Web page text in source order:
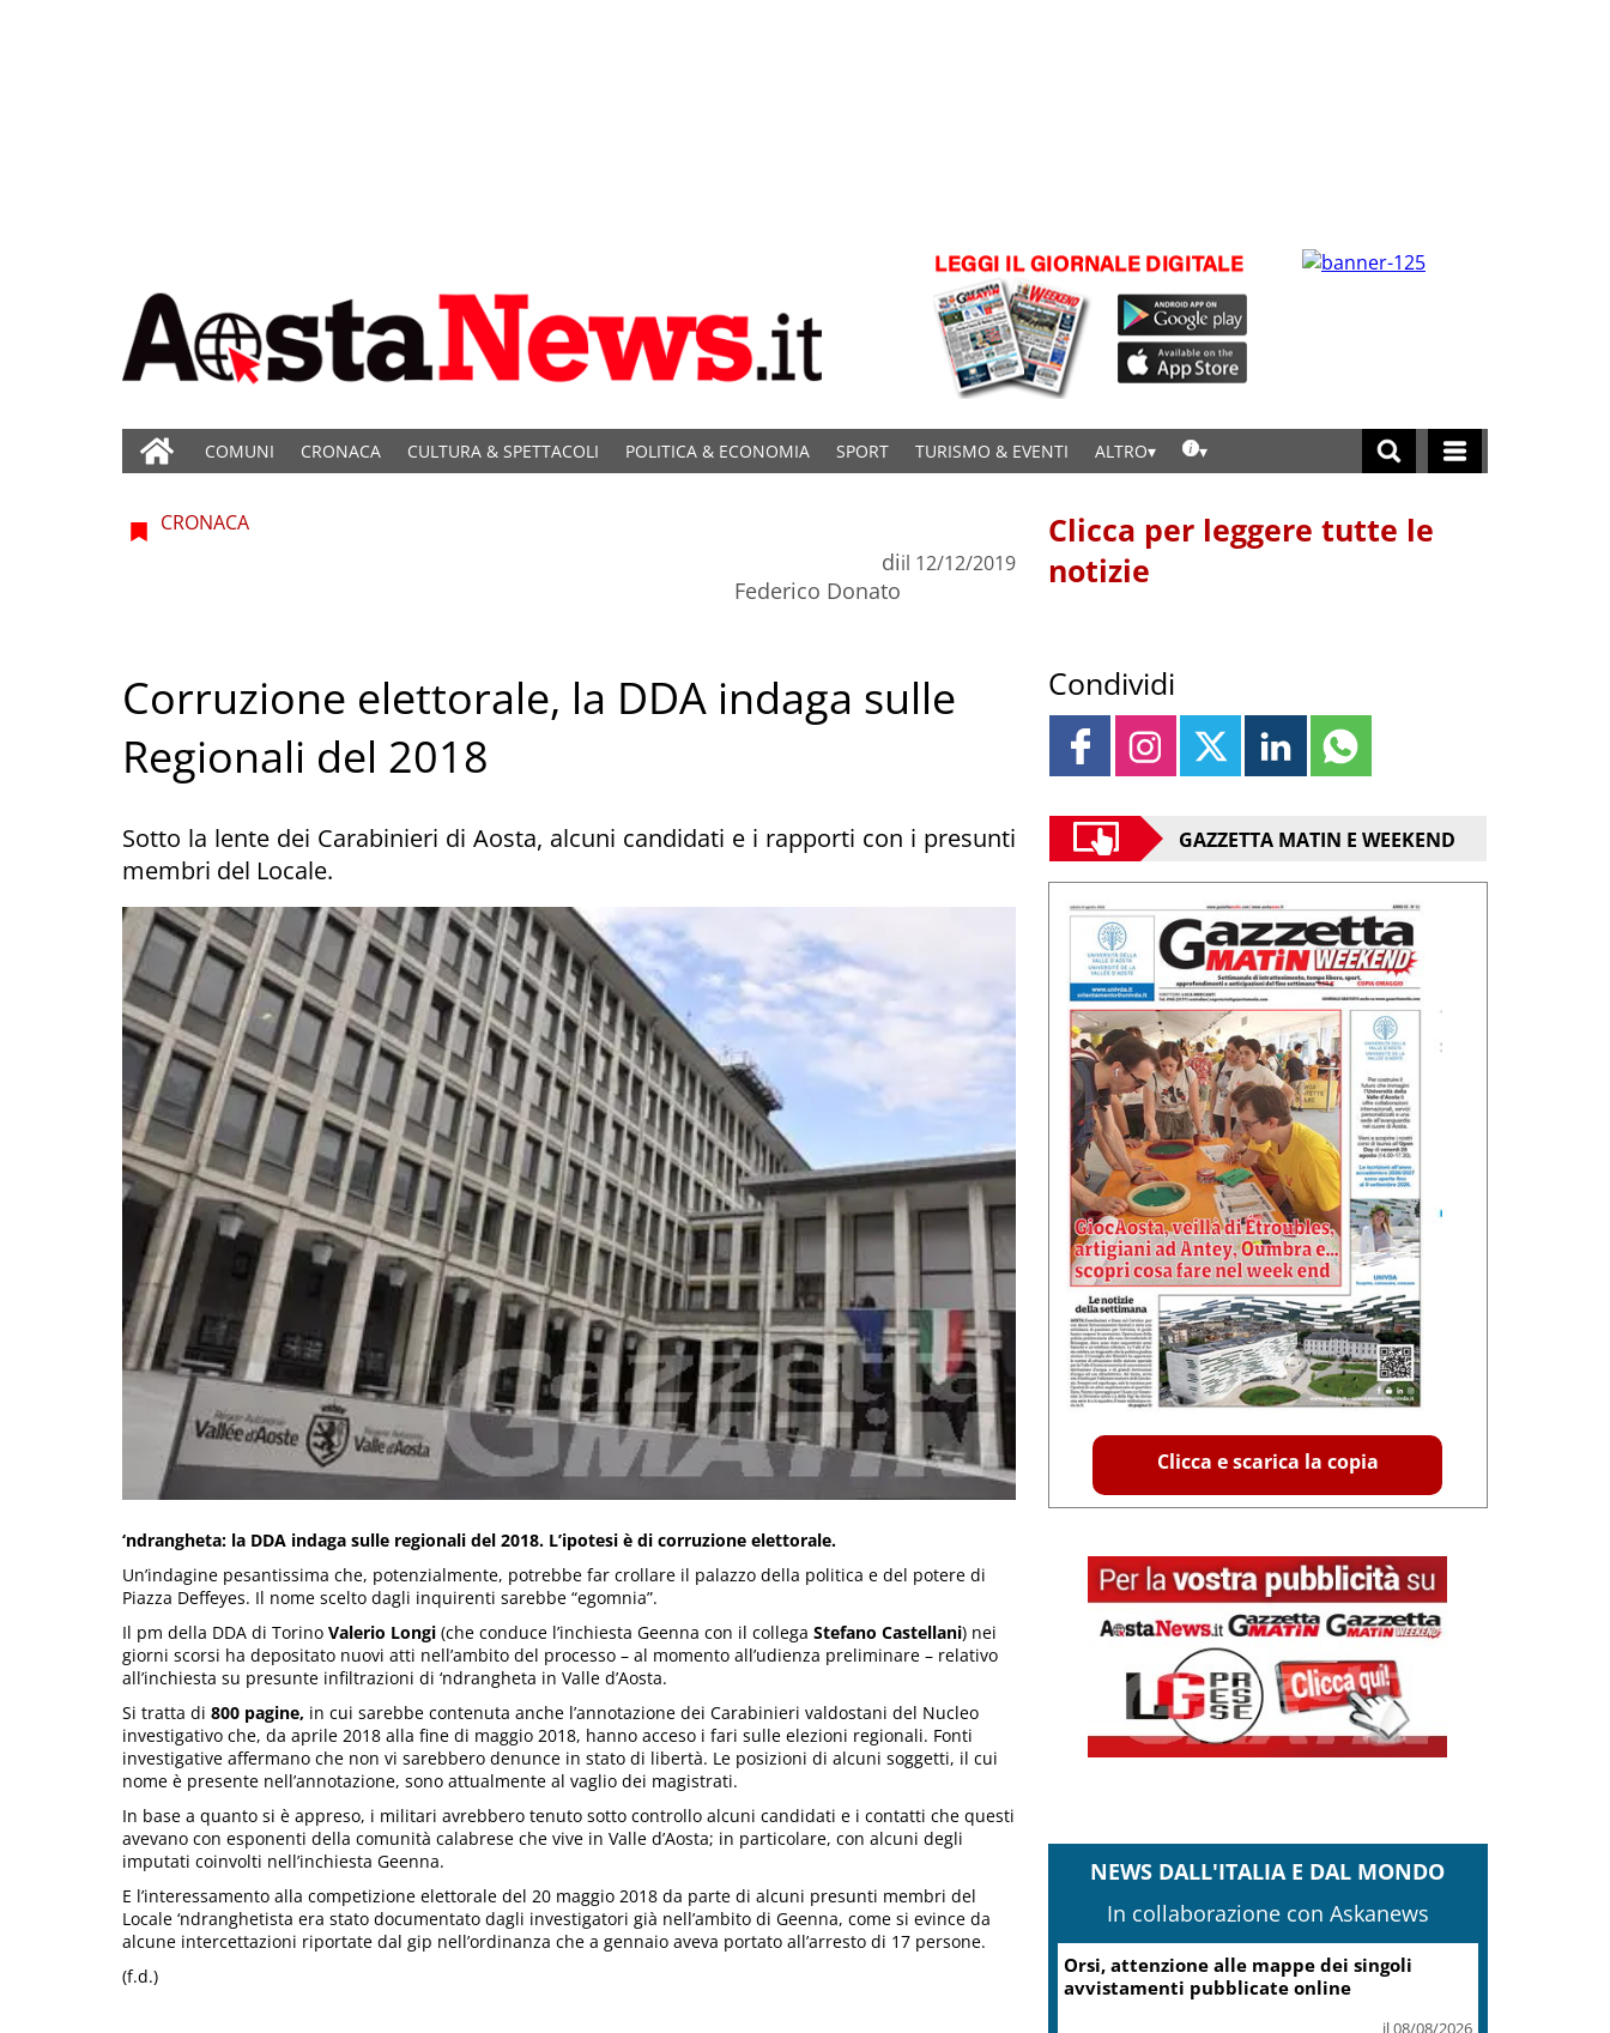
COMUNI CRONACA CULTURA & SPETTACOLI POLITICA & ECONOMIA SPORT TURISMO & EVENTI ALTRO
CRONACA
di
Federico Donato
il 12/12/2019
Corruzione elettorale, la DDA indaga sulle
Regionali del 2018
Sotto la lente dei Carabinieri di Aosta, alcuni candidati e i rapporti con i presunti
membri del Locale.
‘ndrangheta: la DDA indaga sulle regionali del 2018. L’ipotesi è di corruzione elettorale.
Un’indagine pesantissima che, potenzialmente, potrebbe far crollare il palazzo della politica e del potere di
Piazza Deffeyes. Il nome scelto dagli inquirenti sarebbe “egomnia”.
Il pm della DDA di Torino Valerio Longi (che conduce l’inchiesta Geenna con il collega Stefano Castellani) nei
giorni scorsi ha depositato nuovi atti nell’ambito del processo – al momento all’udienza preliminare – relativo
all’inchiesta su presunte infiltrazioni di ‘ndrangheta in Valle d’Aosta.
Si tratta di 800 pagine, in cui sarebbe contenuta anche l’annotazione dei Carabinieri valdostani del Nucleo
investigativo che, da aprile 2018 alla fine di maggio 2018, hanno acceso i fari sulle elezioni regionali. Fonti
investigative affermano che non vi sarebbero denunce in stato di libertà. Le posizioni di alcuni soggetti, il cui
nome è presente nell’annotazione, sono attualmente al vaglio dei magistrati.
In base a quanto si è appreso, i militari avrebbero tenuto sotto controllo alcuni candidati e i contatti che questi
avevano con esponenti della comunità calabrese che vive in Valle d’Aosta; in particolare, con alcuni degli
imputati coinvolti nell’inchiesta Geenna.
E l’interessamento alla competizione elettorale del 20 maggio 2018 da parte di alcuni presunti membri del
Locale ‘ndranghetista era stato documentato dagli investigatori già nell’ambito di Geenna, come si evince da
alcune intercettazioni riportate dal gip nell’ordinanza che a gennaio aveva portato all’arresto di 17 persone.
(f.d.)
Clicca per leggere tutte le
notizie
Condividi
GAZZETTA MATIN E WEEKEND
Clicca e scarica la copia
NEWS DALL'ITALIA E DAL MONDO
In collaborazione con Askanews
Campi Flegrei, Fico: Al via lavori hub Pozzuoli